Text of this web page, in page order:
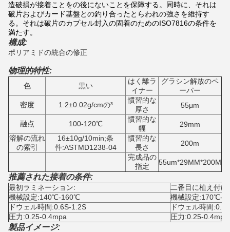
造破損が接着ことをの後にないことを保障する。同時に、それは
破片およびカード基盤との釣り合ったとらわれの強さを維持す
る。それは破片のカプセル封入の固着のためのISO7816の条件を
満たす。
構成:
ポリアミドの統合の修正
物理的特性:
色 黒い
はく離ラ
イナー
グラシン解放のペ
ーパー
密度
1.2±0.02g/cmの³
慣習的な
厚さ
55μm
融点 100-120℃
慣習的な
幅
29mm
溶解の流れ
の索引
16±10g/10min;条
件:ASTMD1238-04
慣習的な
長さ
200m
完成品の
指定
55um*29MM*200M
推薦された接着の条件:
最初ラミネーション:
二番目に植え付け
機械設定:140℃-160℃
機械設定:170℃-
ドウェル時間:0.6S-1.2S
ドウェル時間
圧力:0.25-0.4mpa
圧力:0.25-0.4mpa
製品イメージ: